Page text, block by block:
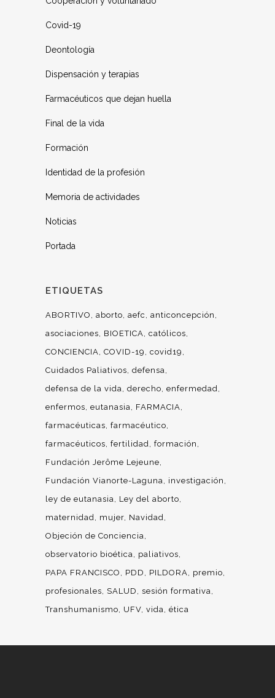
Covid-19
Deontología
Dispensación y terapias
Farmacéuticos que dejan huella
Final de la vida
Formación
Identidad de la profesión
Memoria de actividades
Noticias
Portada
ETIQUETAS
ABORTIVO aborto aefc
anticoncepción
asociaciones
BIOETICA católicos
CONCIENCIA COVID-19
covid19
Cuidados Paliativos defensa
defensa de la vida derecho enfermedad
enfermos eutanasia
FARMACIA
farmacéuticas farmacéutico
farmacéuticos fertilidad formación
Fundación Jerôme Lejeune
Fundación Vianorte-Laguna
investigación
ley de eutanasia
Ley del aborto
maternidad
mujer Navidad
Objeción de Conciencia
observatorio bioética
paliativos
PAPA FRANCISCO
PDD PILDORA
premio
profesionales
SALUD
sesión formativa
Transhumanismo
UFV vida ética